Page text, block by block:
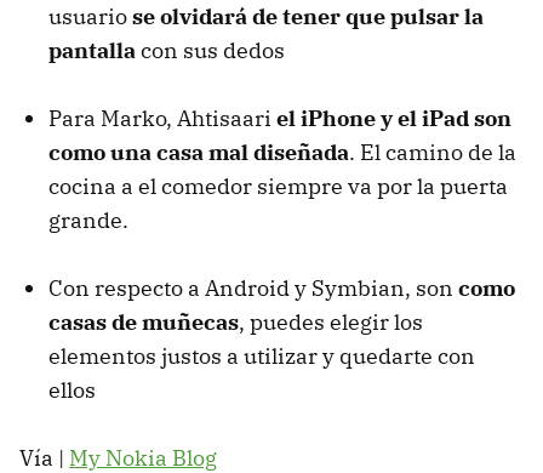
usuariose olvidará de tener que pulsar la
pantallacon sus dedos
Para Marko, Ahtisaari el iPhone y el iPad son
como una casa mal diseñada. El camino de la
cocina a el comedor siempre va por la puerta
grande.
Con respecto a Android y Symbian, son como
casas de muñecas, puedes elegir los
elementos justos a utilizar y quedarte con
ellos
Vía | My Nokia Blog